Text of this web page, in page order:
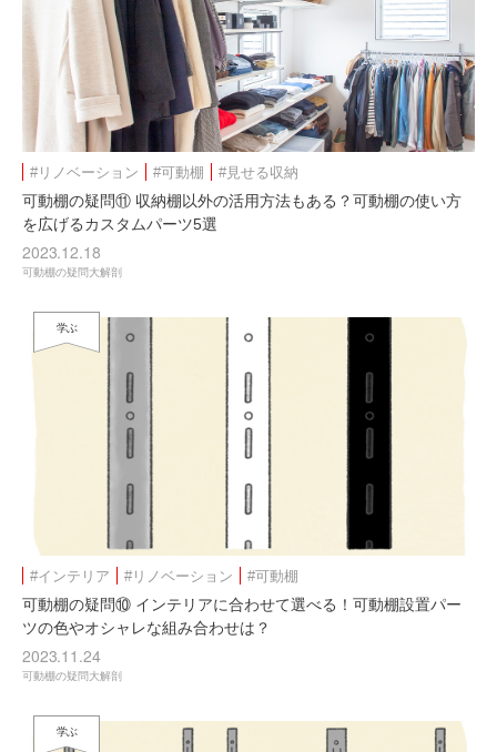
#リノベーション #可動棚 #見せる収納
可動棚の疑問⑪ 収納棚以外の活用方法もある？可動棚の使い方
を広げるカスタムパーツ5選
2023.12.18
可動棚の疑問大解剖
学ぶ
#インテリア #リノベーション #可動棚
可動棚の疑問⑩ インテリアに合わせて選べる！可動棚設置パー
ツの色やオシャレな組み合わせは？
2023.11.24
可動棚の疑問大解剖
学ぶ